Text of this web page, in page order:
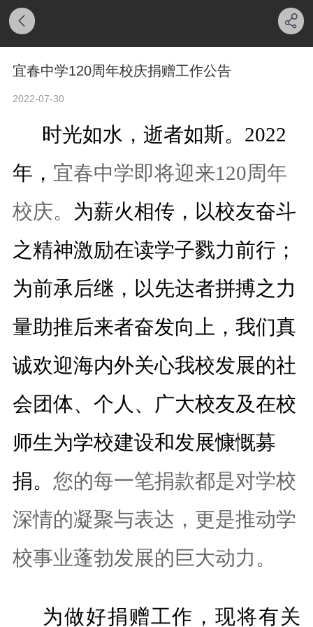
宜春中学120周年校庆捐赠工作公告
2022-07-30
时光如水，逝者如斯。2022
年， 宜春中学即将迎来120周年
校庆。 为薪火相传，以校友奋斗
之精神激励在读学子戮力前行；
为前承后继，以先达者拼搏之力
量助推后来者奋发向上，我们真
诚欢迎海内外关心我校发展的社
会团体、个人、广大校友及在校
师生为学校建设和发展慷慨募
捐。 您的每一笔捐款都是对学校
深情的凝聚与表达，更是推动学
校事业蓬勃发展的巨大动力 。
为做好捐赠工作，现将有关